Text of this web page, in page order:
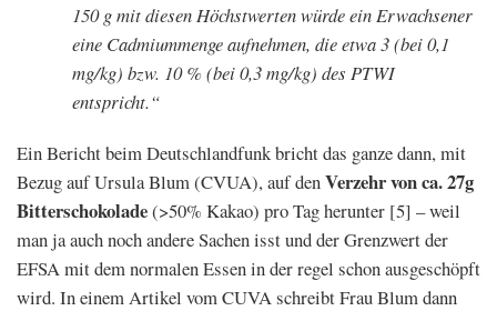
150 g mit diesen Höchstwerten würde ein Erwachsener
eine Cadmiummenge aufnehmen, die etwa 3 (bei 0,1
mg/kg) bzw. 10 % (bei 0,3 mg/kg) des PTWI
entspricht.“
Ein Bericht beim Deutschlandfunk bricht das ganze dann, mit
Bezug auf Ursula Blum (CVUA), auf den Verzehr von ca. 27g
Bitterschokolade(>50% Kakao) pro Tag herunter [5] – weil
man ja auch noch andere Sachen isst und der Grenzwert der
EFSA mit dem normalen Essen in der regel schon ausgeschöpft
wird. In einem Artikel vom CUVA schreibt Frau Blum dann